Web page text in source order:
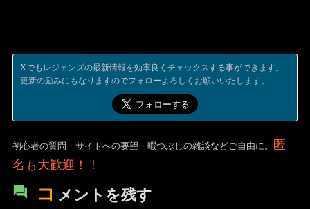
Xでもレジェンズの最新情報を効率良くチェックスする事ができます。
更新の励みにもなりますのでフォローよろしくお願いいたします。
初心者の質問・サイトへの要望・暇つぶしの雑談などご自由に。
匿
名も大歓迎！！
コ メントを残す